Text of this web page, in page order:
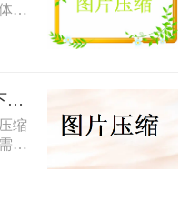
或
文
储
常
决
图片怎样免费压缩到200k以下？二种压缩方法分享
缩
以
压